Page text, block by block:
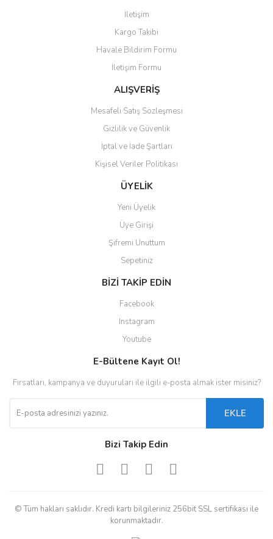
Ürün resmi kalitesiz, bozuk veya görüntülenemiyor.
Ürün açıklamasında eksik bilgiler bulunuyor.
Ürün bilgilerinde hatalar bulunuyor.
Ürün fiyatı diğer sitelerden daha pahalı.
Gönder
İletişim
Kargo Takibi
Havale Bildirim Formu
İletişim Formu
ALIŞVERİŞ
Mesafeli Satış Sözleşmesi
Gizlilik ve Güvenlik
İptal ve İade Şartları
Kişisel Veriler Politikası
ÜYELİK
Yeni Üyelik
Üye Girişi
Şifremi Unuttum
Sepetiniz
BİZİ TAKİP EDİN
Facebook
Instagram
Youtube
E-Bültene Kayıt Ol!
Fırsatları, kampanya ve duyuruları ile ilgili e-posta almak ister misiniz?
EKLE
Bizi Takip Edin
© Tüm hakları saklıdır. Kredi kartı bilgileriniz 256bit SSL sertifikası ile
korunmaktadır.